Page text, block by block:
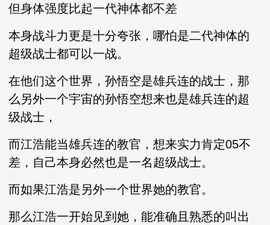
但身体强度比起一代神体都不差
本身战斗力更是十分夸张，哪怕是二代神体的
超级战士都可以一战。
在他们这个世界，孙悟空是雄兵连的战士，那
么另外一个宇宙的孙悟空想来也是雄兵连的超
级战士，
而江浩能当雄兵连的教官，想来实力肯定05不
差，自己本身必然也是一名超级战士。
而如果江浩是另外一个世界她的教官。
那么江浩一开始见到她，能准确且熟悉的叫出